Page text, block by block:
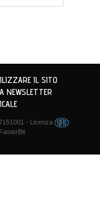
IL SITO
NEWSLETTER
- Licenza
:
FasterBit